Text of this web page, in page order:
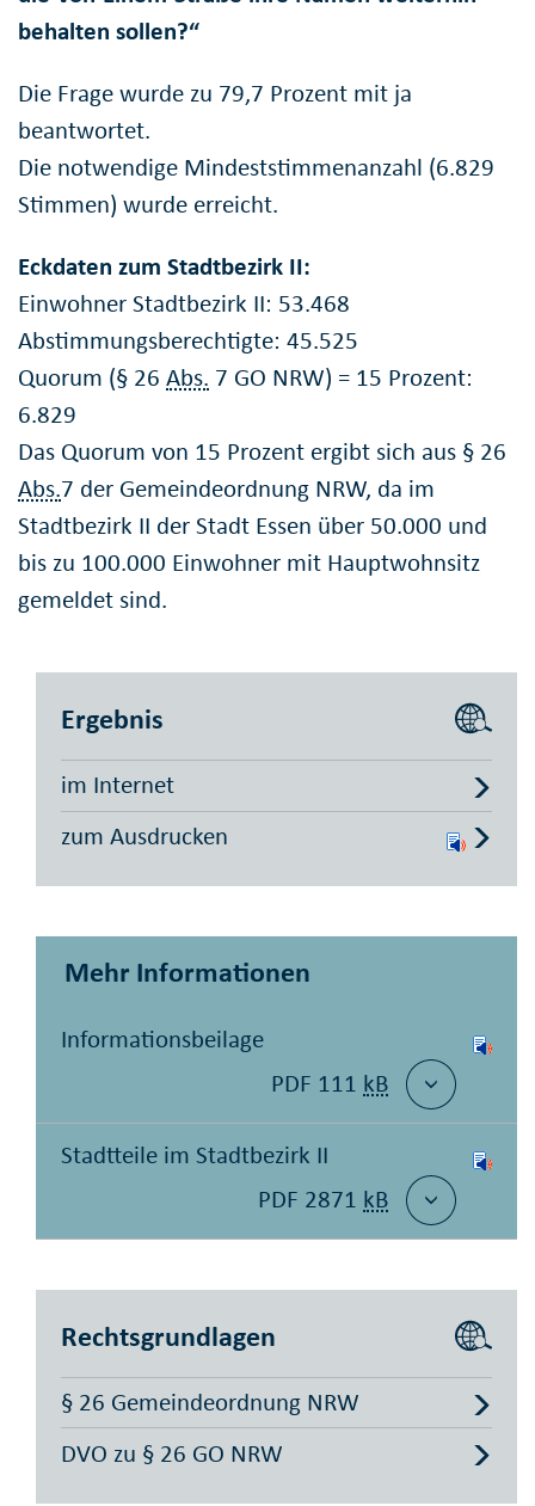
behalten sollen?“
Die Frage wurde zu 79,7 Prozent mit ja
beantwortet.
Die notwendige Mindeststimmenanzahl (6.829
Stimmen) wurde erreicht.
Eckdaten zum Stadtbezirk II:
Einwohner Stadtbezirk II: 53.468
Abstimmungsberechtigte: 45.525
Quorum (§ 26 Abs. 7 GO NRW) = 15 Prozent:
6.829
Das Quorum von 15 Prozent ergibt sich aus § 26
Abs.7 der Gemeindeordnung NRW, da im
Stadtbezirk II der Stadt Essen über 50.000 und
bis zu 100.000 Einwohner mit Hauptwohnsitz
gemeldet sind.
Ergebnis
im Internet
zum Ausdrucken
Mehr Informationen
Informationsbeilage
PDF 111 kB
Stadtteile im Stadtbezirk II
PDF 2871 kB
Rechtsgrundlagen
§ 26 Gemeindeordnung NRW
DVO zu § 26 GO NRW